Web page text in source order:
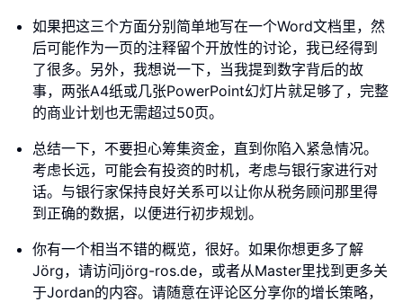
如果把这三个方面分别简单地写在一个Word文档里，然
后可能作为一页的注释留个开放性的讨论，我已经得到
了很多。另外，我想说一下，当我提到数字背后的故
事，两张A4纸或几张PowerPoint幻灯片就足够了，完整
的商业计划也无需超过50页。
总结一下，不要担心筹集资金，直到你陷入紧急情况。
考虑长远，可能会有投资的时机，考虑与银行家进行对
话。与银行家保持良好关系可以让你从税务顾问那里得
到正确的数据，以便进行初步规划。
你有一个相当不错的概览，很好。如果你想更多了解
Jörg，请访问jörg-ros.de，或者从Master里找到更多关
于Jordan的内容。请随意在评论区分享你的增长策略，